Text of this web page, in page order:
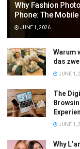
Why Fashion
Phone: The
JUNE 1, 2026
Warum
das
JUNE 1,
The
JUNE 1,
Why